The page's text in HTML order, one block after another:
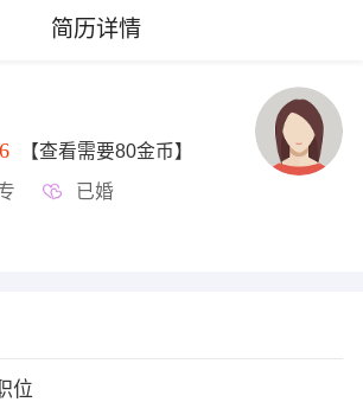
简历详情
【查看需要80金币】
已婚
位